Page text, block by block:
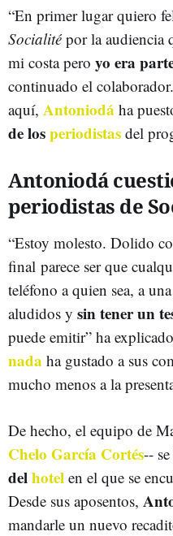
“En primer lugar quiero
Socialitépor la audiencia
mi costa pero yo era
continuado el
aquí, Antoniodá ha
de losperiodistas del
Antoniodá
periodistas de
“Estoy molesto. Dolido
final parece ser que
teléfono a quien sea, a
aludidos y sin tener un
puede emitir” ha
nada ha gustado a sus
mucho menos a la
De hecho, el equipo de
Chelo García Cortés--
delhotel en el que se
Desde sus aposentos,
mandarle un nuevo